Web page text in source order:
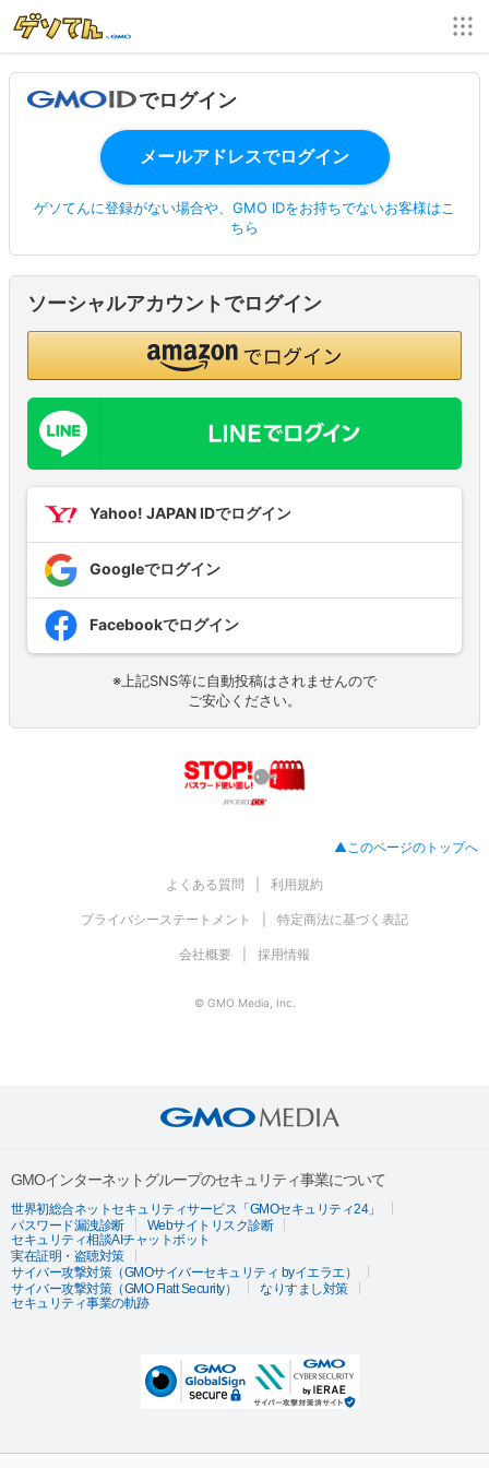
でログイン
ゲソてんに登録がない場合や、GMO IDをお持ちでないお客様はこ
ちら
ソーシャルアカウントでログイン
Yahoo! JAPAN IDでログイン
Googleでログイン
Facebookでログイン
※上記SNS等に自動投稿はされませんので
ご安心ください。
▲このページのトップへ
よくある質問 利用規約
プライバシーステートメント 特定商法に基づく表記
会社概要 採用情報
© GMO Media, Inc.
GMOインターネットグループのセキュリティ事業について
世界初総合ネットセキュリティサービス「GMOセキュリティ24」
パスワード漏洩診断
Webサイトリスク診断
セキュリティ相談AIチャットボット
実在証明・盗聴対策
サイバー攻撃対策（GMOサイバーセキュリティ byイエラエ）
サイバー攻撃対策（GMO Flatt Security）
なりすまし対策
セキュリティ事業の軌跡